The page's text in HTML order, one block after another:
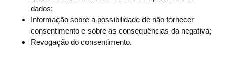
dados;
Informação sobre a possibilidade de não fornecer
consentimento e sobre as consequências da negativa;
Revogação do consentimento.